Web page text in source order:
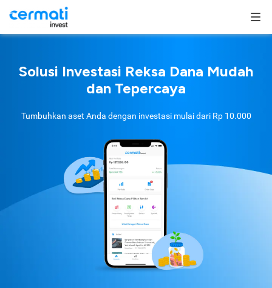
Solusi Investasi Reksa Dana Mudah
dan Tepercaya
Tumbuhkan aset Anda dengan investasi mulai dari Rp 10.000